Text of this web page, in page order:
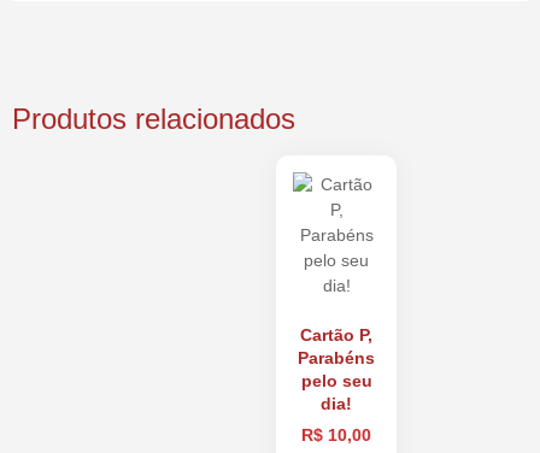
Produtos relacionados
Cartão P,
Parabéns
pelo seu
dia!
R$ 10,00